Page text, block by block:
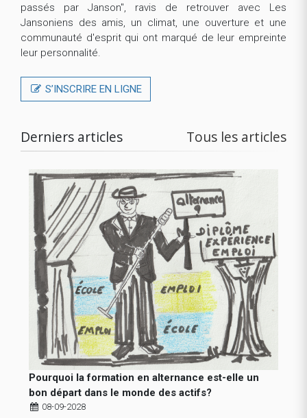
passés par Janson", ravis de retrouver avec Les
Jansoniens des amis, un climat, une ouverture et une
communauté d'esprit qui ont marqué de leur empreinte
leur personnalité.
S’INSCRIRE EN LIGNE
Derniers articles Tous les articles
Pourquoi la formation en alternance est-elle un
bon départ dans le monde des actifs?
08-09-2028